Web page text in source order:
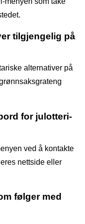
tilgjengelig på
alternativer på
for julotteri-
ved å kontakte
nettside eller
følger med